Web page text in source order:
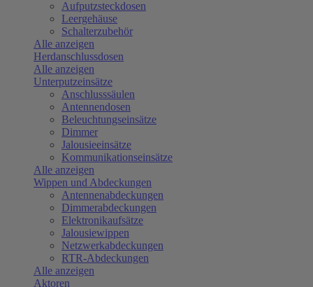
Aufputzsteckdosen
Leergehäuse
Schalterzubehör
Alle anzeigen
Herdanschlussdosen
Alle anzeigen
Unterputzeinsätze
Anschlusssäulen
Antennendosen
Beleuchtungseinsätze
Dimmer
Jalousieeinsätze
Kommunikationseinsätze
Alle anzeigen
Wippen und Abdeckungen
Antennenabdeckungen
Dimmerabdeckungen
Elektronikaufsätze
Jalousiewippen
Netzwerkabdeckungen
RTR-Abdeckungen
Alle anzeigen
Aktoren